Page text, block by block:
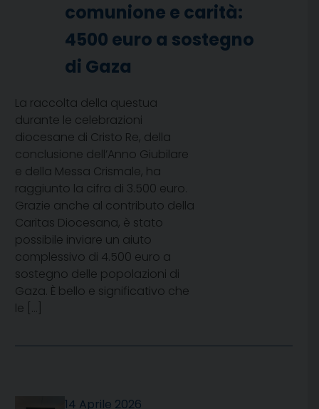
comunione e carità:
4500 euro a sostegno
di Gaza
La raccolta della questua
durante le celebrazioni
diocesane di Cristo Re, della
conclusione dell’Anno Giubilare
e della Messa Crismale, ha
raggiunto la cifra di 3.500 euro.
Grazie anche al contributo della
Caritas Diocesana, è stato
possibile inviare un aiuto
complessivo di 4.500 euro a
sostegno delle popolazioni di
Gaza. È bello e significativo che
le […]
14 Aprile 2026